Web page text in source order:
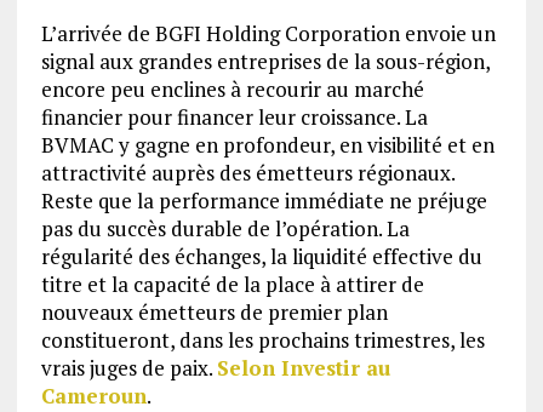
L’arrivée de BGFI Holding Corporation envoie un
signal aux grandes entreprises de la sous-région,
encore peu enclines à recourir au marché
financier pour financer leur croissance. La
BVMAC y gagne en profondeur, en visibilité et en
attractivité auprès des émetteurs régionaux.
Reste que la performance immédiate ne préjuge
pas du succès durable de l’opération. La
régularité des échanges, la liquidité effective du
titre et la capacité de la place à attirer de
nouveaux émetteurs de premier plan
constitueront, dans les prochains trimestres, les
vrais juges de paix. Selon Investir au
Cameroun.